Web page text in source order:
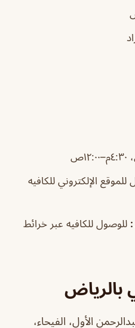
للموقع الإلكتروني للكافيه
: للوصول للكافيه عبر خرائط
بالرياض
الأول، الفيحاء،